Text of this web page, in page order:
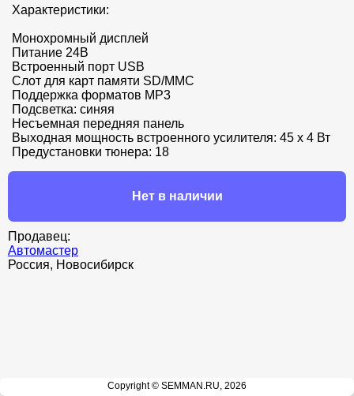
Характеристики:
Монохромный дисплей
Питание 24В
Встроенный порт USB
Слот для карт памяти SD/MMC
Поддержка форматов MP3
Подсветка: синяя
Несъемная передняя панель
Выходная мощность встроенного усилителя: 45 х 4 Вт
Предустановки тюнера: 18
Нет в наличии
Продавец:
Автомастер
Россия, Новосибирск
Copyright © SEMMAN.RU, 2026